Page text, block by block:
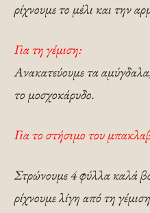
ρίχνουμε το μέλι και την
Για τη γέμιση:
Ανακατεύουμε τα
το μοσχοκάρυδο.
Για το στήσιμο του
Στρώνουμε 4 φύλλα καλά
ρίχνουμε λίγη από τη